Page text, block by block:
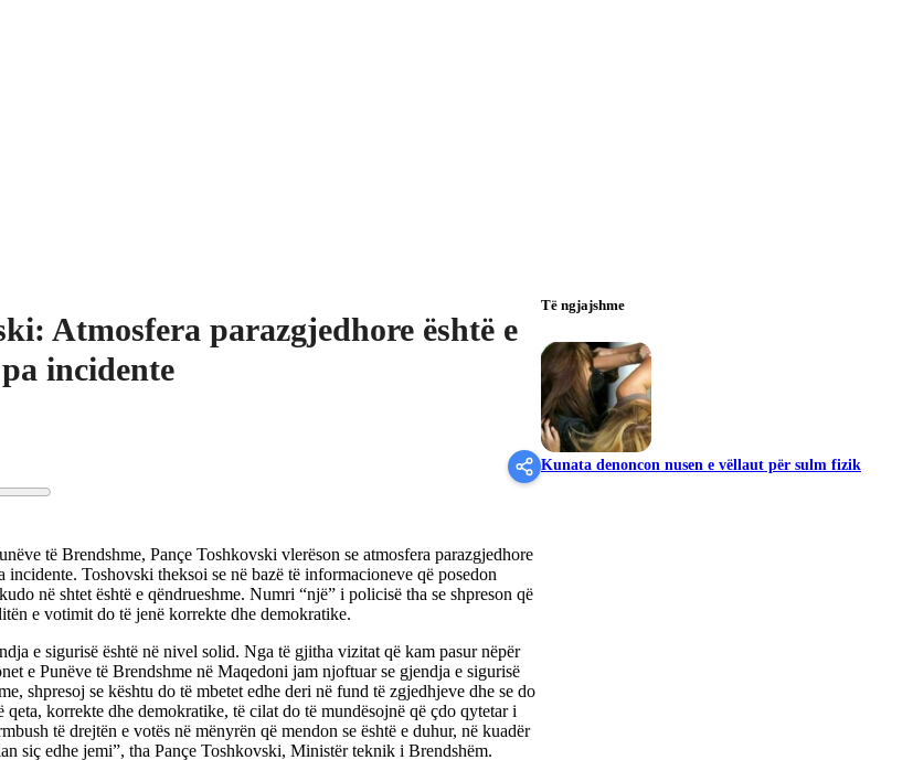
Atmosfera parazgjedhore është e
incidente
të Brendshme, Pançe Toshkovski vlerëson se atmosfera parazgjedhore
incidente. Toshovski theksoi se në bazë të informacioneve që posedon
në shtet është e qëndrueshme. Numri “një” i policisë tha se shpreson që
e votimit do të jenë korrekte dhe demokratike.
e sigurisë është në nivel solid. Nga të gjitha vizitat që kam pasur nëpër
e Punëve të Brendshme në Maqedoni jam njoftuar se gjendja e sigurisë
shpresoj se kështu do të mbetet edhe deri në fund të zgjedhjeve dhe se do
qeta, korrekte dhe demokratike, të cilat do të mundësojnë që çdo qytetar i
të drejtën e votës në mënyrën që mendon se është e duhur, në kuadër
siç edhe jemi”, tha Pançe Toshkovski, Ministër teknik i Brendshëm.
Të ngjajshme
Kunata denoncon nusen e vëllaut për sulm fizik